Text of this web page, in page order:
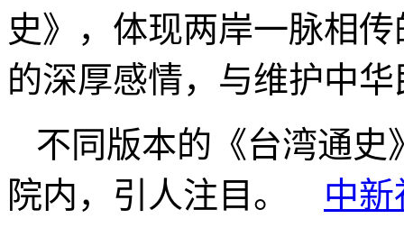
史》，体现两岸一脉相
的深厚感情，与维护中
不同版本的《台湾通
院内，引人注目。 中新